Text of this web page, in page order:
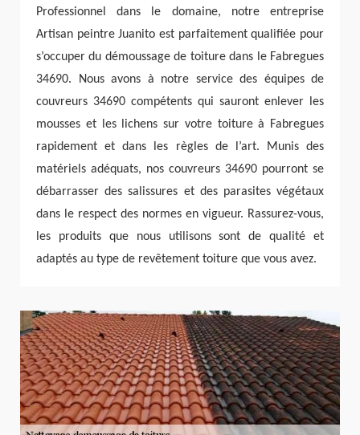
Professionnel dans le domaine, notre entreprise
Artisan peintre Juanito est parfaitement qualifiée pour
s’occuper du démoussage de toiture dans le Fabregues
34690. Nous avons à notre service des équipes de
couvreurs 34690 compétents qui sauront enlever les
mousses et les lichens sur votre toiture à Fabregues
rapidement et dans les règles de l’art. Munis des
matériels adéquats, nos couvreurs 34690 pourront se
débarrasser des salissures et des parasites végétaux
dans le respect des normes en vigueur. Rassurez-vous,
les produits que nous utilisons sont de qualité et
adaptés au type de revêtement toiture que vous avez.